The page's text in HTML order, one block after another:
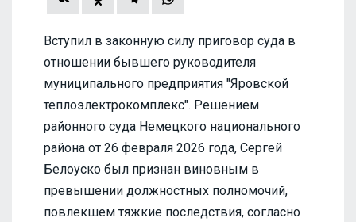
Вступил в законную силу приговор суда в
отношении бывшего руководителя
муниципального предприятия "Яровской
теплоэлектрокомплекс". Решением
районного суда Немецкого национального
района от 26 февраля 2026 года, Сергей
Белоуско был признан виновным в
превышении должностных полномочий,
повлекшем тяжкие последствия, согласно